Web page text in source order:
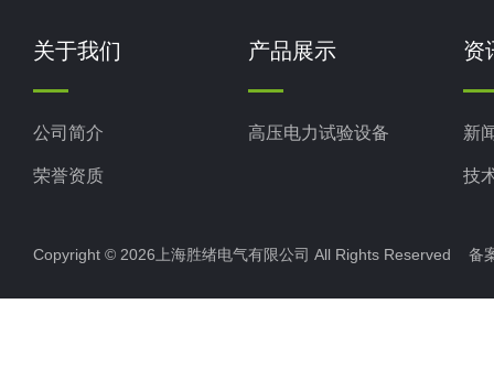
关于我们
公司简介
荣誉资质
产品展示
高压电力试验设备
资
新
技
Copyright © 2026上海胜绪电气有限公司 All Rights Reserved 备